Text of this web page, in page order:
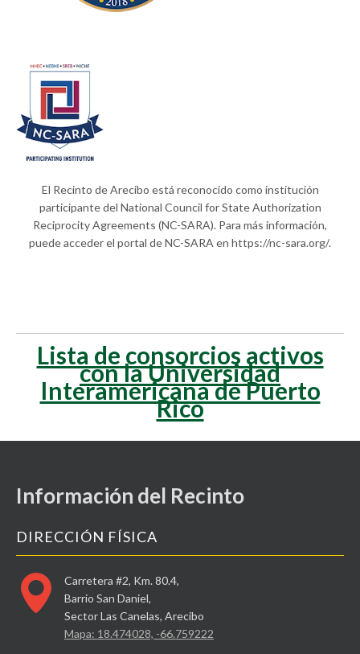
El Recinto de Arecibo está reconocido como institución
participante del National Council for State Authorization
Reciprocity Agreements (NC-SARA). Para más información,
puede acceder el portal de NC-SARA en https://nc-sara.org/.
Lista de consorcios activos
con la Universidad
Interamericana de Puerto
Rico
Información del Recinto
DIRECCIÓN FÍSICA
Carretera #2, Km. 80.4,
Barrio San Daniel,
Sector Las Canelas, Arecibo
Mapa: 18.474028, -66.759222